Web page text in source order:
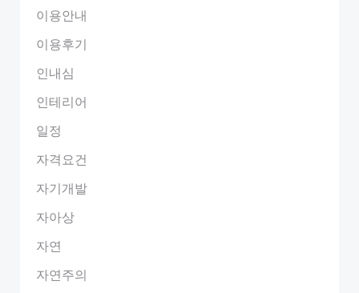
이용안내
이용후기
인내심
인테리어
일정
자격요건
자기개발
자아상
자연
자연주의